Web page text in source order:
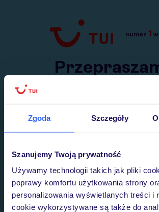
Zgoda Szczegóły
Szanujemy Twoją prywatność
Używamy technologii takich jak pliki
poprawy komfortu użytkowania strony
personalizowania wyświetlanych treści i
cookie wykorzystywane są także do
Przejdź do TUI.pl
numer 1
Wysłaliśmy nasz serwis na